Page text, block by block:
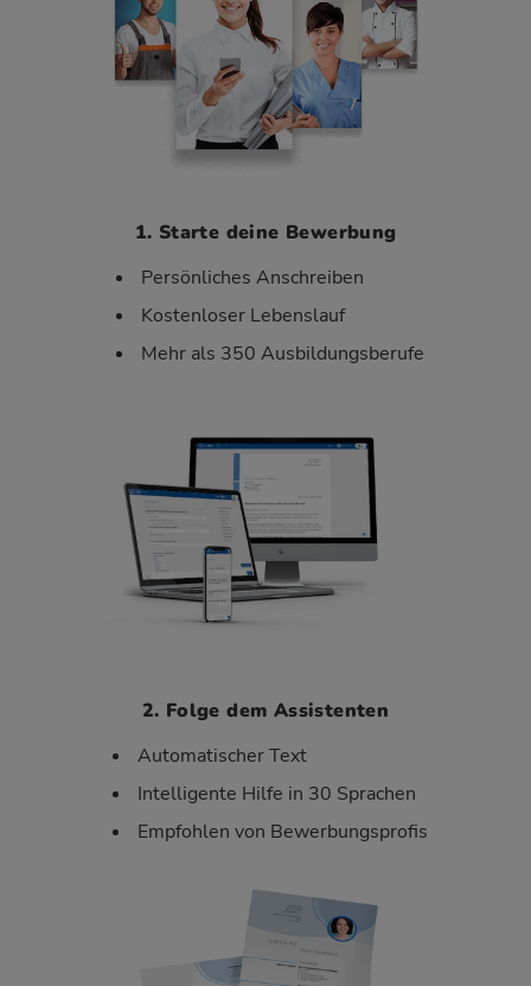
1. Starte deine Bewerbung
Persönliches Anschreiben
Kostenloser Lebenslauf
Mehr als 350 Ausbildungsberufe
2. Folge dem Assistenten
Automatischer Text
Intelligente Hilfe in 30 Sprachen
Empfohlen von Bewerbungsprofis